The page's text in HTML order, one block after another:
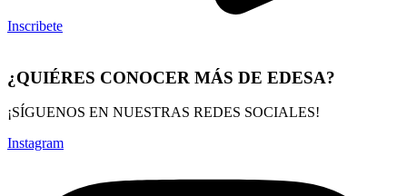
Inscribete
¿QUIÉRES CONOCER MÁS DE EDESA?
¡SÍGUENOS EN NUESTRAS REDES SOCIALES!
Instagram